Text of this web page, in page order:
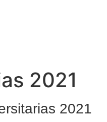
2021
2021